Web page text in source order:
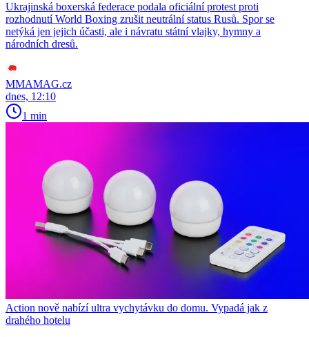
Ukrajinská boxerská federace podala oficiální protest proti
rozhodnutí World Boxing zrušit neutrální status Rusů. Spor se
netýká jen jejich účasti, ale i návratu státní vlajky, hymny a
národních dresů.
MMAMAG.cz
dnes, 12:10
1 min
Action nově nabízí ultra vychytávku do domu. Vypadá jak z
drahého hotelu